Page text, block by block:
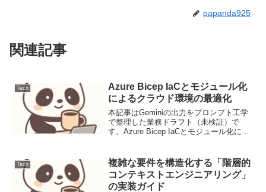
papanda925
関連記事
Tech
Azure Bicep IaCとモジュール化
によるクラウド環境の最適化
本記事はGeminiの出力をプロンプト工学
で整理した業務ドラフト（未検証）で
す。Azure Bicep IaCとモジュール化によ
めのドメイン固有言語（...
Tech
複雑な要件を構造化する「階層的
コンテキストエンジニアリング」
の実装ガイド